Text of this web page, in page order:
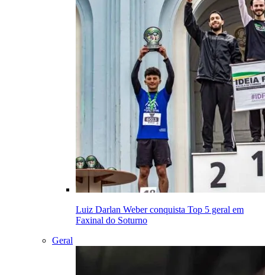
Luiz Darlan Weber conquista Top 5 geral em
Faxinal do Soturno
Geral